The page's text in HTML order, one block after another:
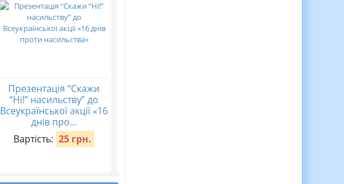
Презентація “Скажи
“Ні!” насильству” до
Всеукраїнської акції «16
днів про...
Вартість: 25 грн.